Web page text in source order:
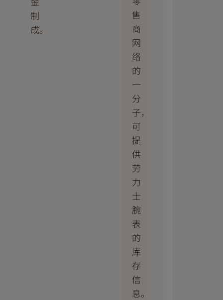
制
成。
售
商
网
络
的
一
分
子，
可
提
供
劳
力
士
腕
表
的
库
存
信
息。